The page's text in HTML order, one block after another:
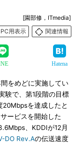
[園部修，ITmedia]
PC用表示
関連情報
Hatena
をめどに実施してい
験で、第1段階の目標
を達成したと
ービスを開始した
、KDDIが12月
DO Rev.Aの伝送速度